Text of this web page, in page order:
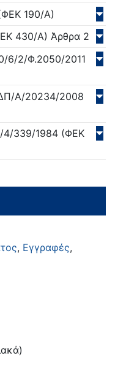
190/Α)
430/Α) Άρθρα 2
6/2/Φ.2050/2011
Α/20234/2008
4/339/1984 (ΦΕΚ
, Εγγραφές,